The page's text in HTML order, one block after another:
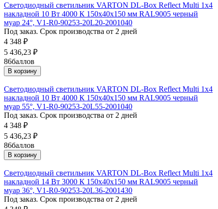
Светодиодный светильник VARTON DL-Box Reflect Multi 1x4
накладной 10 Вт 4000 К 150х40х150 мм RAL9005 черный
муар 24°, V1-R0-90253-20L20-2001040
Под заказ. Срок производства от 2 дней
4 348 ₽
5 436,23 ₽
86баллов
В корзину
Светодиодный светильник VARTON DL-Box Reflect Multi 1x4
накладной 10 Вт 4000 К 150х40х150 мм RAL9005 черный
муар 55°, V1-R0-90253-20L55-2001040
Под заказ. Срок производства от 2 дней
4 348 ₽
5 436,23 ₽
86баллов
В корзину
Светодиодный светильник VARTON DL-Box Reflect Multi 1x4
накладной 14 Вт 3000 К 150х40х150 мм RAL9005 черный
муар 36°, V1-R0-90253-20L36-2001430
Под заказ. Срок производства от 2 дней